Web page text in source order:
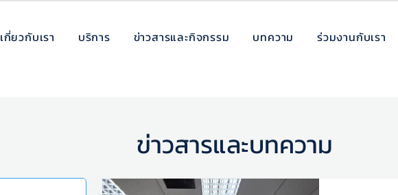
เกี่ยวกับเรา บริการ ข่าวสารและกิจกรรม บทความ ร่วมงานกับเรา
ข่าวสารและบทความ